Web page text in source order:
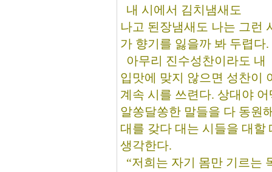
내 시에서 김치냄새도
나고 된장냄새도 나는 그런
가 향기를 잃을까 봐 두렵다.
아무리 진수성찬이라도 내
입맛에 맞지 않으면 성찬이
계속 시를 쓰련다. 상대야
알쏭달쏭한 말들을 다 동원
대를 갖다 대는 시들을 대할
생각한다.
“저희는 자기 몸만 기르는